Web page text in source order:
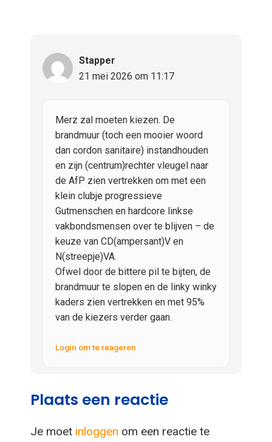
Stapper
21 mei 2026 om 11:17
Merz zal moeten kiezen. De
brandmuur (toch een mooier woord
dan cordon sanitaire) instandhouden
en zijn (centrum)rechter vleugel naar
de AfP zien vertrekken om met een
klein clubje progressieve
Gutmenschen en hardcore linkse
vakbondsmensen over te blijven – de
keuze van CD(ampersant)V en
N(streepje)VA.
Ofwel door de bittere pil te bijten, de
brandmuur te slopen en de linky winky
kaders zien vertrekken en met 95%
van de kiezers verder gaan.
Login om te reageren
Plaats een reactie
Je moet inloggen om een reactie te